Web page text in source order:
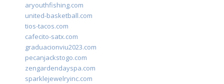
aryouthfishing.com
united-basketball.com
tios-tacos.com
cafecito-satx.com
graduacionviu2023.com
pecanjackstogo.com
zengardendayspa.com
sparklejewelryinc.com